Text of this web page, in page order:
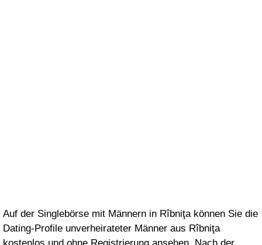
Auf der Singlebörse mit Männern in Rîbniţa können Sie die
Dating-Profile unverheirateter Männer aus Rîbniţa